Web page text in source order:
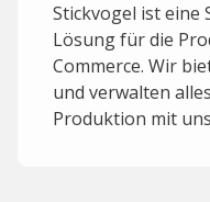
Stickvogel ist eine
Lösung für die
Commerce. Wir
und verwalten
Produktion mit